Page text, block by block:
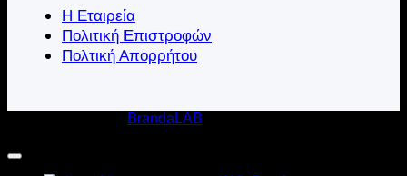
Η Εταιρεία
Πολιτική Επιστροφών
Πολτική Απορρήτου
BrandaLAB